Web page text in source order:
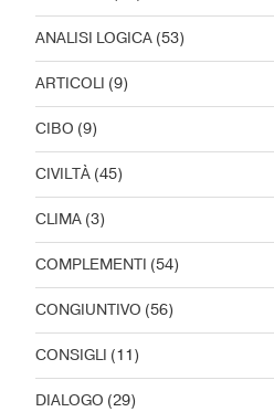
ANALISI LOGICA (53)
ARTICOLI (9)
CIBO (9)
CIVILTÀ (45)
CLIMA (3)
COMPLEMENTI (54)
CONGIUNTIVO (56)
CONSIGLI (11)
DIALOGO (29)